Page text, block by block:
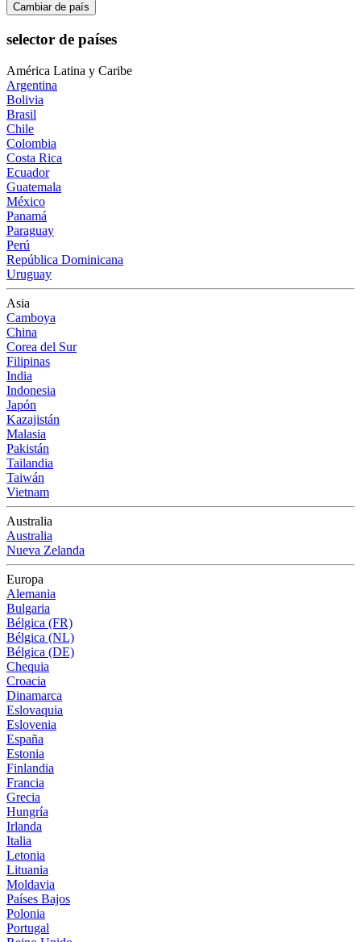
Cambiar de país
selector de países
América Latina y Caribe
Argentina
Bolivia
Brasil
Chile
Colombia
Costa Rica
Ecuador
Guatemala
México
Panamá
Paraguay
Perú
República Dominicana
Uruguay
Asia
Camboya
China
Corea del Sur
Filipinas
India
Indonesia
Japón
Kazajistán
Malasia
Pakistán
Tailandia
Taiwán
Vietnam
Australia
Australia
Nueva Zelanda
Europa
Alemania
Bulgaria
Bélgica (FR)
Bélgica (NL)
Bélgica (DE)
Chequia
Croacia
Dinamarca
Eslovaquia
Eslovenia
España
Estonia
Finlandia
Francia
Grecia
Hungría
Irlanda
Italia
Letonia
Lituania
Moldavia
Países Bajos
Polonia
Portugal